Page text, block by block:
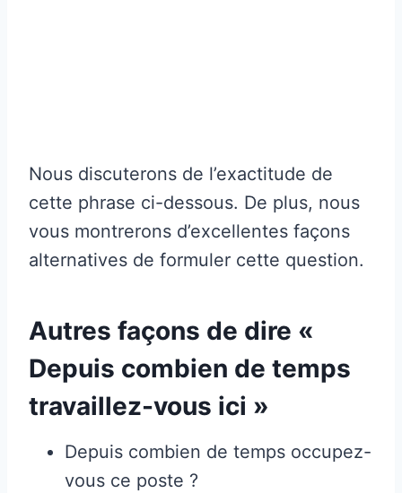
Nous discuterons de l’exactitude de
cette phrase ci-dessous. De plus, nous
vous montrerons d’excellentes façons
alternatives de formuler cette question.
Autres façons de dire «
Depuis combien de temps
travaillez-vous ici »
Depuis combien de temps occupez-
vous ce poste ?